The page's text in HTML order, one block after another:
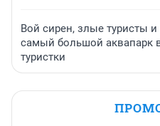
Вой сирен, злые туристы и
самый большой аквапарк
туристки